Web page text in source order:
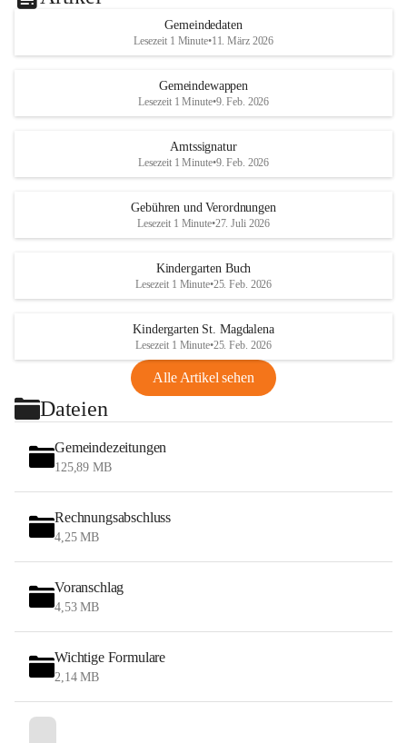
Gemeindedaten
Lesezeit 1 Minute•11. März 2026
Gemeindewappen
Lesezeit 1 Minute•9. Feb. 2026
Amtssignatur
Lesezeit 1 Minute•9. Feb. 2026
Gebühren und Verordnungen
Lesezeit 1 Minute•27. Juli 2026
Kindergarten Buch
Lesezeit 1 Minute•25. Feb. 2026
Kindergarten St. Magdalena
Lesezeit 1 Minute•25. Feb. 2026
Alle Artikel sehen
Dateien
Gemeindezeitungen
125,89 MB
Rechnungsabschluss
4,25 MB
Voranschlag
4,53 MB
Wichtige Formulare
2,14 MB